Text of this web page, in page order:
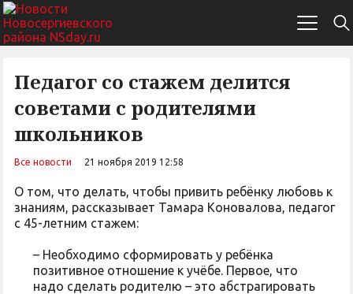
Педагог со стажем делится
советами с родителями
школьников
Все новости 21 ноября 2019 12:58
О том, что делать, чтобы привить ребёнку любовь к
знаниям, рассказывает Тамара Коновалова, педагог
с 45-летним стажем:
– Необходимо сформировать у ребёнка
позитивное отношение к учёбе. Первое, что
надо сделать родителю – это абстрагировать